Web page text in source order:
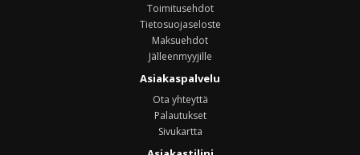
Toimitusehdot
Tietosuojaseloste
Maksuehdot
Jälleenmyyjille
Asiakaspalvelu
Ota yhteyttä
Palautukset
Sivukartta